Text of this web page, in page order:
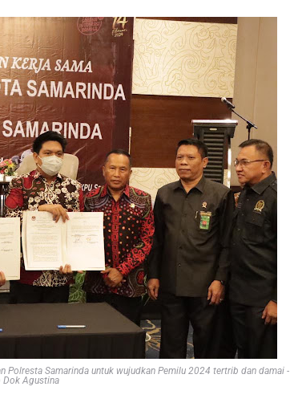
Polresta Samarinda untuk wujudkan Pemilu 2024 tertrib dan damai -
Dok Agustina